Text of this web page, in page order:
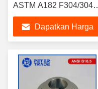
ASTM A182 F304/304L
F316/316L Lap Joint
Flange 400LB Untuk
Pabrik Kimia
Dapatkan Harga